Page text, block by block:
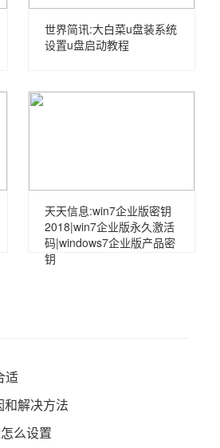
世界简讯:大白菜u盘装系统
设置u盘启动教程
天天信息:win7企业版密钥
2018|win7企业版永久激活
码|windows7企业版产品密
钥
适
解决方法
么设置